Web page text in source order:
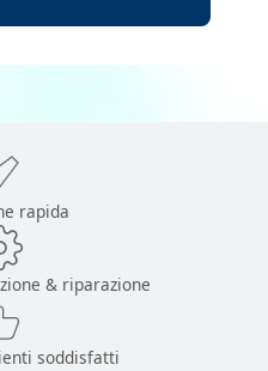
rapida
& riparazione
soddisfatti